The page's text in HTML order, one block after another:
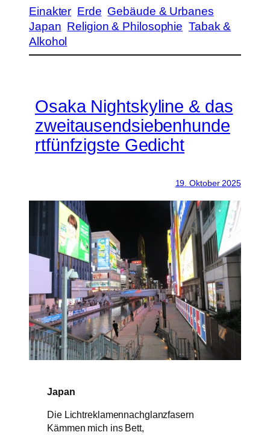
Einakter Erde Gebäude & Urbanes
Japan Religion & Philosophie Tabak &
Alkohol
Osaka Nightskyline & das
zweitausendsiebenhunde
rtfünfzigste Gedicht
19. Oktober 2025
Japan
Die Lichtreklamennachglanzfasern
Kämmen mich ins Bett,